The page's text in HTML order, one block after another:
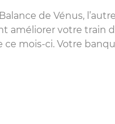
de Vénus,
votre train
ce mois-ci. Votre